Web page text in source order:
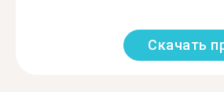
Скачать